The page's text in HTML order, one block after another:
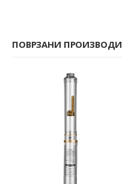
ПОВРЗАНИ ПРОИЗВОДИ